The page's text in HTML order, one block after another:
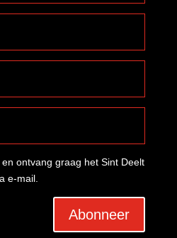
ontvang graag het Sint Deelt
e-mail.
Abonneer